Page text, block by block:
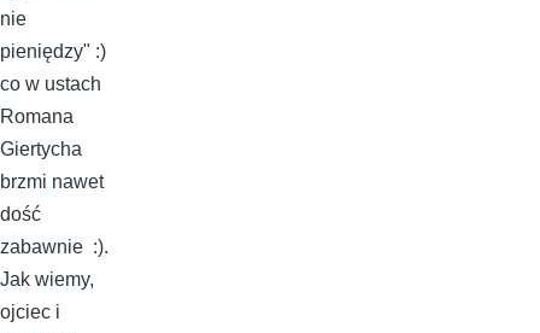
nie
pieniędzy" :)
co w ustach
Romana
Giertycha
brzmi nawet
dość
zabawnie :).
Jak wiemy,
ojciec i